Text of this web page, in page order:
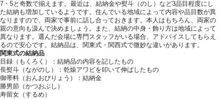
7・5と奇数で揃えます。最近は、結納金や熨斗（のし）など3品目程度にし
た結納も増加しているようです。住んでいる地域によって内容や品目数が異
なりますので、両家で事前に話し合っておきます。本人はもちろん、両家の
親の意向も汲んで決めましょう。また、結納の中身・飾り方は地域によって
異なります。選んだ会場に専門スタッフがいる場合、アドバイスしてもらえ
るので安心です。結納品は、関東式・関西式で微妙な違いがあります。
関東式の結納品
目録（もくろく）：結納品の内容を記したもの
長熨斗（ながのし）：乾燥アワビを叩いて伸ばしたもの
御帯料（おんおびりょう）：結納金
勝男節（かつおぶし）
寿留女（するめ）